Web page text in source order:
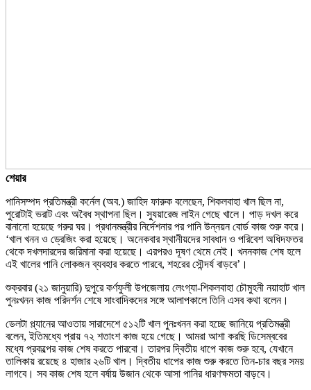
শেয়ার
পানিসম্পদ প্রতিমন্ত্রী কর্নেল (অব.) জাহিদ ফারুক বলেছেন, শিকলবাহা খাল ছিল না,
পুরোটাই ভরাট এবং অবৈধ স্থাপনা ছিল। স্যুয়ারেজ লাইন গেছে খালে। পাড় দখল করে
বানানো হয়েছে গরুর ঘর। প্রধানমন্ত্রীর নির্দেশনার পর পানি উন্নয়ন বোর্ড কাজ শুরু করে।
‘খাল খনন ও ড্রেজিং করা হয়েছে। অনেকবার স্থানীয়দের সাবধান ও পরিবেশ অধিদফতর
থেকে দখলদারদের জরিমানা করা হয়েছে। এরপরও দূষণ থেমে নেই। খননকাজ শেষ হলে
এই খালের পানি লোকজন ব্যবহার করতে পারবে, শহরের সৌন্দর্য বাড়বে’।
শুক্রবার (২১ জানুয়ারি) দুপুরে কর্ণফুলী উপজেলায় লেংগ্যা-শিকলবাহা চৌমুহনী নয়াহাট খাল
পুনঃখনন কাজ পরিদর্শন শেষে সাংবাদিকদের সঙ্গে আলাপকালে তিনি এসব কথা বলেন।
ডেলটা প্ল্যানের আওতায় সারাদেশে ৫১২টি খাল পুনঃখনন করা হচ্ছে জানিয়ে প্রতিমন্ত্রী
বলেন, ইতিমধ্যে প্রায় ৭২ শতাংশ কাজ হয়ে গেছে। আমরা আশা করছি ডিসেম্ববের
মধ্যে প্রকল্পের কাজ শেষ করতে পারবো। তারপর দ্বিতীয় ধাপে কাজ শুরু হবে, যেখানে
তালিকায় রয়েছে ৪ হাজার ২৬টি খাল। দ্বিতীয় ধাপের কাজ শুরু করতে তিন-চার বছর সময়
লাগবে। সব কাজ শেষ হলে বর্ষায় উজান থেকে আসা পানির ধারণক্ষমতা বাড়বে।